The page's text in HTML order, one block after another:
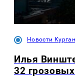
Новости
Илья
32